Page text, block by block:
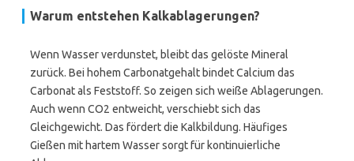
Warum entstehen Kalkablagerungen?
Wenn Wasser verdunstet, bleibt das gelöste Mineral
zurück. Bei hohem Carbonatgehalt bindet Calcium das
Carbonat als Feststoff. So zeigen sich weiße Ablagerungen.
Auch wenn CO2 entweicht, verschiebt sich das
Gleichgewicht. Das fördert die Kalkbildung. Häufiges
Gießen mit hartem Wasser sorgt für kontinuierliche